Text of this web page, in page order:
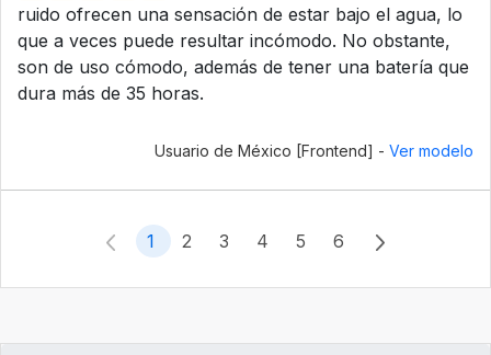
ruido ofrecen una sensación de estar bajo el agua, lo
que a veces puede resultar incómodo. No obstante,
son de uso cómodo, además de tener una batería que
dura más de 35 horas.
Usuario de México [Frontend] - Ver modelo
1 2 3 4 5 6